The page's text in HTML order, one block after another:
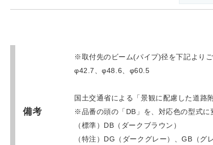
備考
※取付先のビーム(パイプ)径を下記よりご
φ42.7、φ48.6、φ60.5
国土交通省による「景観に配慮した道路
※品番の頭の「DB」を、対応色の型式に
（標準）DB（ダークブラウン）
（特注）DG（ダークグレー）、GB（グ